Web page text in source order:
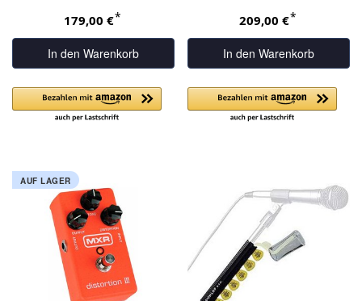
179,00 €*
In den Warenkorb
209,00 €*
In den Warenkorb
AUF LAGER